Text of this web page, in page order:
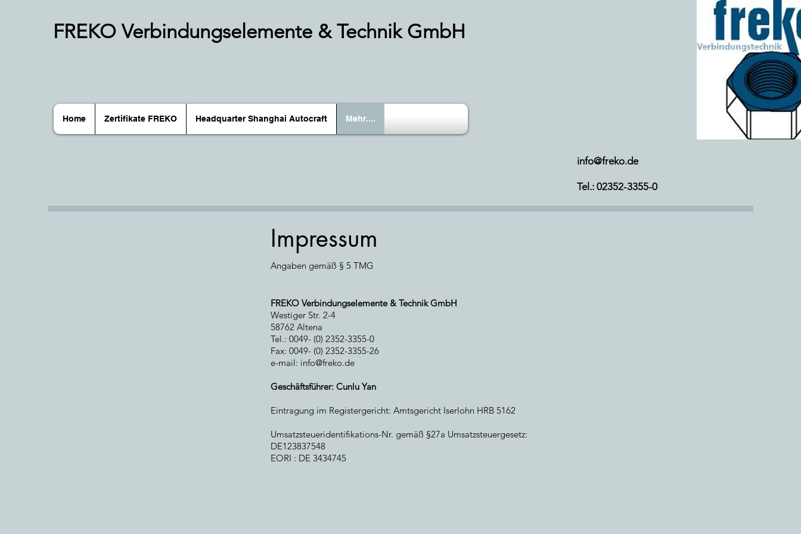
Home Zertifikate FREKO Headquarter Shanghai Autocraft Mehr....
FREKO Verbindungselemente & Technik GmbH
info@freko.de
Tel.: 02352-3355-0
Impressum
Angaben gemäß § 5 TMG
FREKO Verbindungselemente & Technik GmbH
Westiger Str. 2-4
58762 Altena
Tel.: 0049- (0) 2352-3355-0
Fax: 0049- (0) 2352-3355-26
e-mail: info@freko.de
Geschäftsführer: Cunlu Yan
Eintragung im Registergericht: Amtsgericht Iserlohn HRB 5162
Umsatzsteueridentifikations-Nr. gemäß §27a Umsatzsteuergesetz:
DE123837548
EORI : DE 3434745